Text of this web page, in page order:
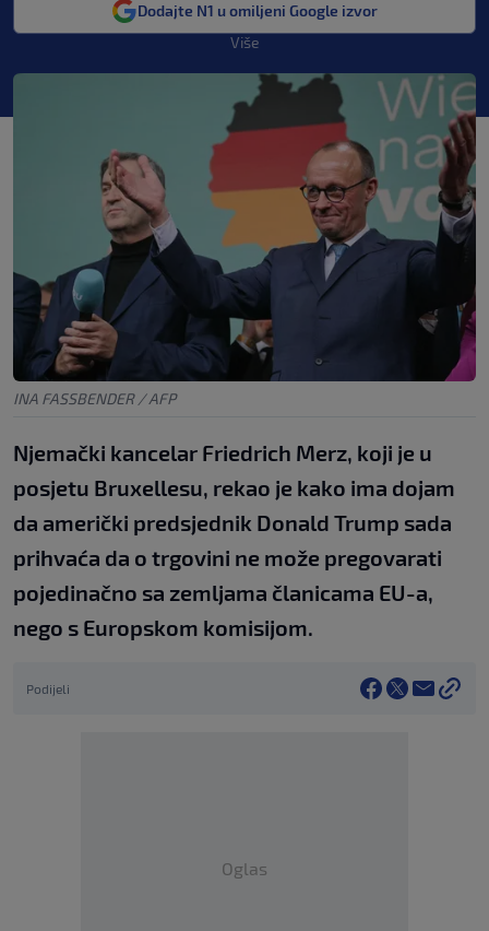
Dodajte N1 u omiljeni Google izvor
Više
INA FASSBENDER / AFP
Njemački kancelar Friedrich Merz, koji je u
posjetu Bruxellesu, rekao je kako ima dojam
da američki predsjednik Donald Trump sada
prihvaća da o trgovini ne može pregovarati
pojedinačno sa zemljama članicama EU-a,
nego s Europskom komisijom.
Podijeli
Oglas